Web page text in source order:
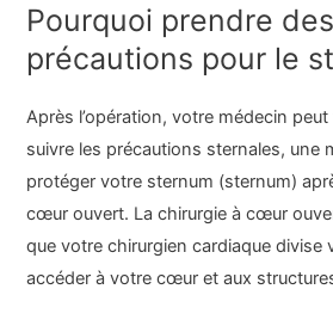
Pourquoi prendre des
précautions pour le
Après l’opération, votre médecin
suivre les précautions sternales, une
protéger votre sternum (sternum)
cœur ouvert. La chirurgie à cœur
que votre chirurgien cardiaque divise
accéder à votre cœur et aux